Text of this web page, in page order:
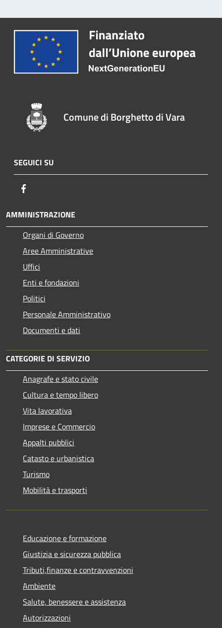
Comune di Borghetto di Vara
SEGUICI SU
AMMINISTRAZIONE
Organi di Governo
Aree Amministrative
Uffici
Enti e fondazioni
Politici
Personale Amministrativo
Documenti e dati
CATEGORIE DI SERVIZIO
Anagrafe e stato civile
Cultura e tempo libero
Vita lavorativa
Imprese e Commercio
Appalti pubblici
Catasto e urbanistica
Turismo
Mobilità e trasporti
Educazione e formazione
Giustizia e sicurezza pubblica
Tributi,finanze e contravvenzioni
Ambiente
Salute, benessere e assistenza
Autorizzazioni